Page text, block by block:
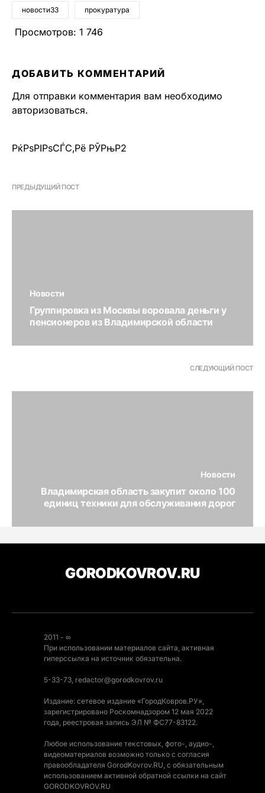
новости33 прокуратура
Просмотров: 1 746
ДОБАВИТЬ КОММЕНТАРИЙ
Для отправки комментария вам необходимо
авторизоваться.
РќРѕРІРѕСЃС‚Рё РЎРњР2
ПРЕДЫДУЩИЙ ПОСТ
Новости
Группировка из Москвы воровала деньги у
пенсионеров из Владимирской области
СЛЕДУЮЩИЙ ПОСТ
Новости
Владимирская область закупит около 100
единиц техники для обслуживания дорог
GORODKOVROV.RU
2011 - ∞
При использовании материалов сайта, активная
гиперссылка на источник обязательна.
5-33-73, redactor@gorodkovrov.ru
Издание: сетевое издание «ГородКовров.РУ»,
зарегистрировано Роскомнадзором 12 мая 2022
года, реестровая запись ЭЛ № ФС77-83122.
Любое использование текстовых, фото-, аудио-,
видеоматериалов возможно только с согласия
правообладателя GorodKovrov.RU, с обязательным
использованием активной обратной ссылки на сайт
GORODKOVROV.RU